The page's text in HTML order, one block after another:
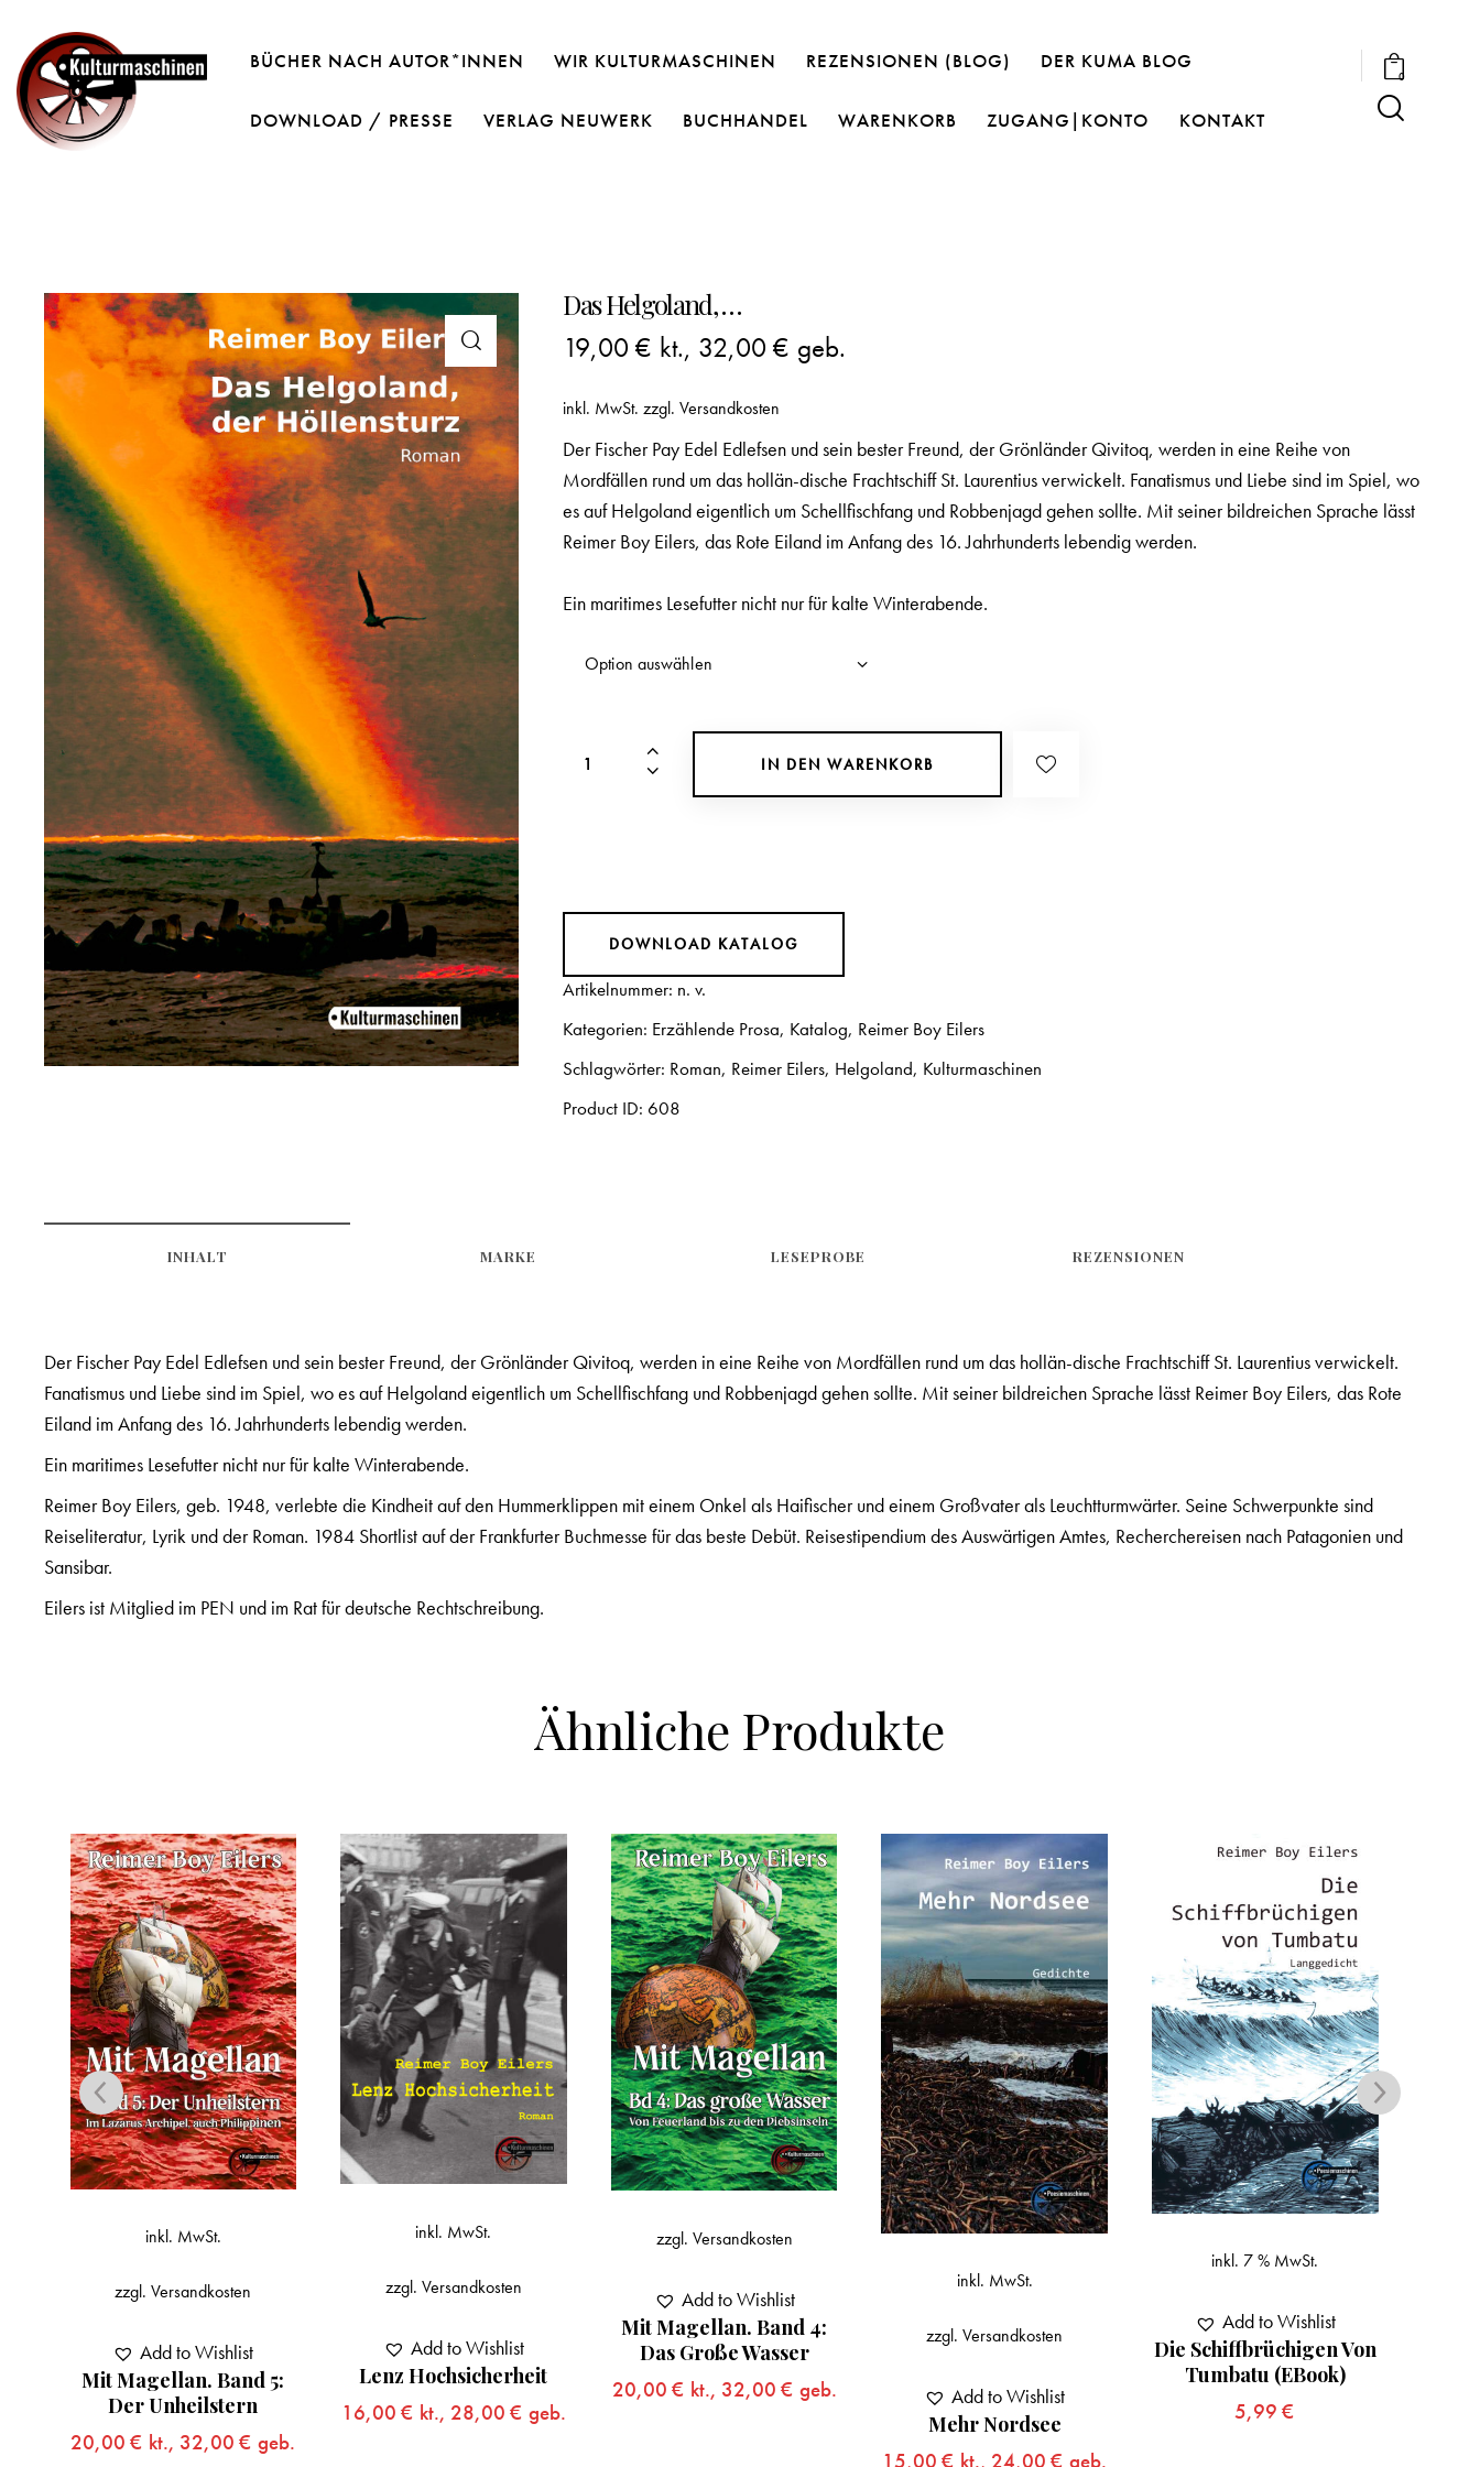
BÜCHER NACH AUTOR*INNEN WIR KULTURMASCHINEN REZENSIONEN (BLOG) DER KUMA BLOG
DOWNLOAD / PRESSE VERLAG NEUWERK BUCHHANDEL WARENKORB ZUGANG|KONTO KONTAKT
0
Das Helgoland, …
19,00€ kt., 32,00€ geb.
inkl. MwSt. zzgl.Versandkosten
Der Fischer Pay Edel Edlefsen und sein bester Freund, der Grönländer Qivitoq, werden in eine Reihe von
Mordfällen rund um das hollän-dische Frachtschiff St. Laurentius verwickelt. Fanatismus und Liebe sind im Spiel, wo
es auf Helgoland eigentlich um Schellfischfang und Robbenjagd gehen sollte. Mit seiner bildreichen Sprache lässt
Reimer Boy Eilers, das Rote Eiland im Anfang des 16. Jahrhunderts lebendig werden.
Ein maritimes Lesefutter nicht nur für kalte Winterabende.
IN DEN WARENKORB
DOWNLOAD KATALOG
Artikelnummer: n. v.
Kategorien: Erzählende Prosa, Katalog, Reimer Boy Eilers
Schlagwörter: Roman, Reimer Eilers, Helgoland, Kulturmaschinen
Product ID: 608
INHALT MARKE LESEPROBE REZENSIONEN
Der Fischer Pay Edel Edlefsen und sein bester Freund, der Grönländer Qivitoq, werden in eine Reihe von Mordfällen rund um das hollän-dische Frachtschiff St. Laurentius verwickelt.
Fanatismus und Liebe sind im Spiel, wo es auf Helgoland eigentlich um Schellfischfang und Robbenjagd gehen sollte. Mit seiner bildreichen Sprache lässt Reimer Boy Eilers, das Rote
Eiland im Anfang des 16. Jahrhunderts lebendig werden.
Ein maritimes Lesefutter nicht nur für kalte Winterabende.
Reimer Boy Eilers, geb. 1948, verlebte die Kindheit auf den Hummerklippen mit einem Onkel als Haifischer und einem Großvater als Leuchtturmwärter. Seine Schwerpunkte sind
Reiseliteratur, Lyrik und der Roman. 1984 Shortlist auf der Frankfurter Buchmesse für das beste Debüt. Reisestipendium des Auswärtigen Amtes, Recherchereisen nach Patagonien und
Sansibar.
Eilers ist Mitglied im PEN und im Rat für deutsche Rechtschreibung.
Ähnliche Produkte
Mit Magellan. Band 5:
Der Unheilstern
20,00€ kt., 32,00€ geb.
inkl. MwSt.
zzgl.Versandkosten
Add to Wishlist
Lenz Hochsicherheit
16,00 € kt., 28,00 € geb.
inkl. MwSt.
zzgl. Versandkosten
Add to Wishlist
Mit Magellan. Band 4:
Das Große Wasser
20,00 € kt., 32,00 € geb.
zzgl. Versandkosten
Add to Wishlist
Mehr Nordsee
15,00€ kt., 24,00€ geb.
inkl. MwSt.
zzgl.Versandkosten
Add to Wishlist
Die Schiffbrüchigen Von
Tumbatu (eBook)
5,99 €
inkl. 7 % MwSt.
Add to Wishlist